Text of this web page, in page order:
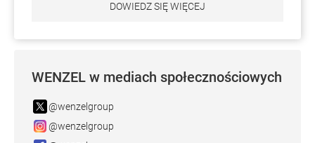
DOWIEDZ SIĘ WIĘCEJ
WENZEL w mediach społecznościowych
@wenzelgroup
@wenzelgroup